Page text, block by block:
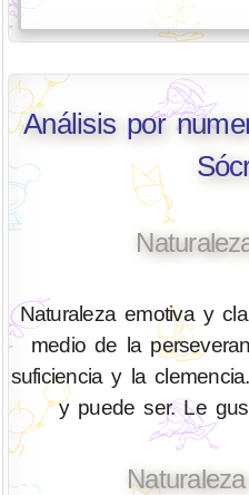
Análisis por
Naturaleza emotiva y
medio de la
suficiencia y la
y puede ser. Le